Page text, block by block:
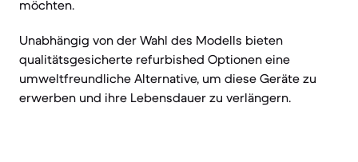
möchten.
Unabhängig von der Wahl des Modells bieten
qualitätsgesicherte refurbished Optionen eine
umweltfreundliche Alternative, um diese Geräte zu
erwerben und ihre Lebensdauer zu verlängern.